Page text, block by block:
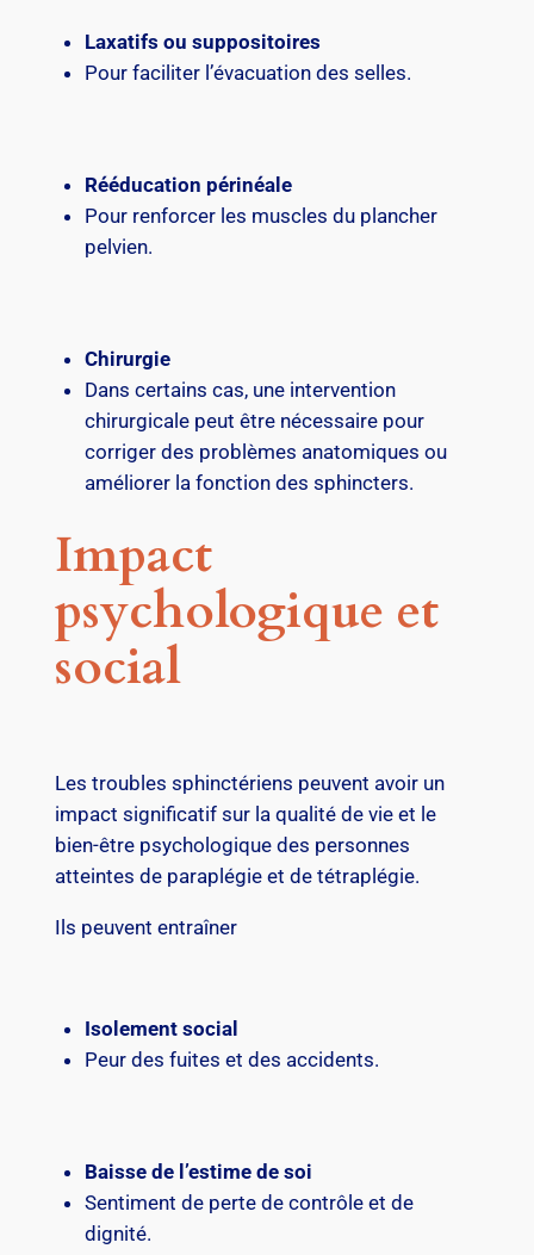
Laxatifs ou suppositoires
Pour faciliter l’évacuation des selles.
Rééducation périnéale
Pour renforcer les muscles du plancher
pelvien.
Chirurgie
Dans certains cas, une intervention
chirurgicale peut être nécessaire pour
corriger des problèmes anatomiques ou
améliorer la fonction des sphincters.
Impact
psychologique et
social
Les troubles sphinctériens peuvent avoir un
impact significatif sur la qualité de vie et le
bien-être psychologique des personnes
atteintes de paraplégie et de tétraplégie.
Ils peuvent entraîner
Isolement social
Peur des fuites et des accidents.
Baisse de l’estime de soi
Sentiment de perte de contrôle et de
dignité.